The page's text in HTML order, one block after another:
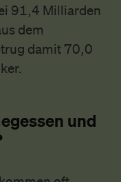
91,4 Milliarden
dem
damit 70,0
und